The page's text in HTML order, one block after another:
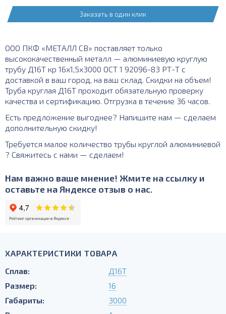
Заказать в один клик
ООО ПКФ «МЕТАЛЛ СВ» поставляет только
высококачественный металл — алюминиевую круглую
трубу Д16Т кр 16х1,5х3000 ОСТ 1 92096-83 РТ-Т с
доставкой в ваш город, на ваш склад. Скидки на объем!
Труба круглая Д16Т проходит обязательную проверку
качества и сертификацию. Отгрузка в течение 36 часов.
Есть предложение выгоднее? Напишите нам — сделаем
дополнительную скидку!
Требуется малое количество трубы круглой алюминиевой
? Свяжитесь с нами — сделаем!
Нам важно ваше мнение! Жмите на ссылку и
оставьте на Яндексе отзыв о нас.
ХАРАКТЕРИСТИКИ ТОВАРА
Сплав:
Д16Т
Размер:
16
Габариты:
3000